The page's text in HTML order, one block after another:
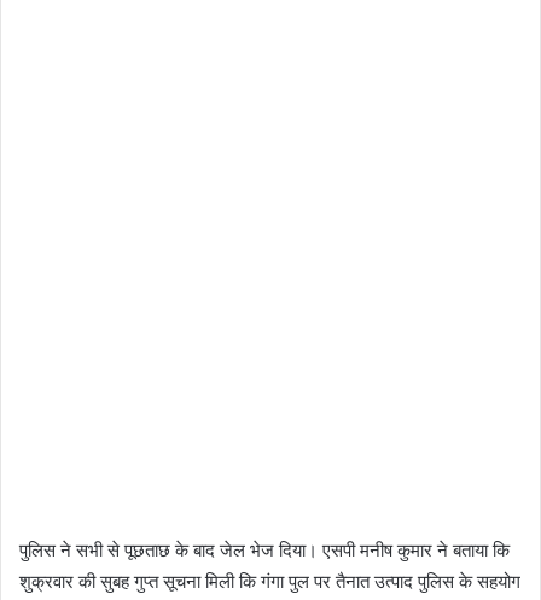
पुलिस ने सभी से पूछताछ के बाद जेल भेज दिया। एसपी मनीष कुमार ने बताया कि
शुक्रवार की सुबह गुप्त सूचना मिली कि गंगा पुल पर तैनात उत्पाद पुलिस के सहयोग